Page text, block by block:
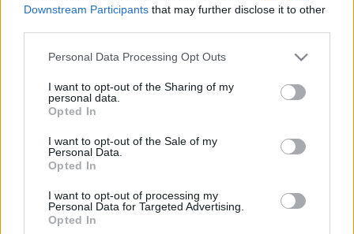
Downstream Participants that may further disclose it to other
Please note that this website/app uses one or more Google
not limited to your visit or usage behaviour. You may click to
grant or deny consent to Google and its third-party tags to
use your data for below specified purposes in below Google
consent section.
Personal Data Processing Opt Outs
I want to opt-out of the Sharing of my
personal data.
Opted In
I want to opt-out of the Sale of my
Personal Data.
Opted In
I want to opt-out of processing my
Personal Data for Targeted Advertising.
Opted In
2022. szeptember. 21. 19:28
MALAGÁBAN RENDEZIK AZ EGIS KÖRMEND
BAJNOKOK LIGÁJA SELEJTEZŐ TORNÁJÁT
2022. július. 28. 17:59
Spanyolországban kell kivívni a főtáblára jutást.
LIGÁJÁT A FALCO
2022. július. 16. 18:05
KEMÉNY CSOPORTBAN A FALCO A BAJNOKOK
LIGÁJÁBAN, SZLOVÁK ELLENFELET KAPOTT A